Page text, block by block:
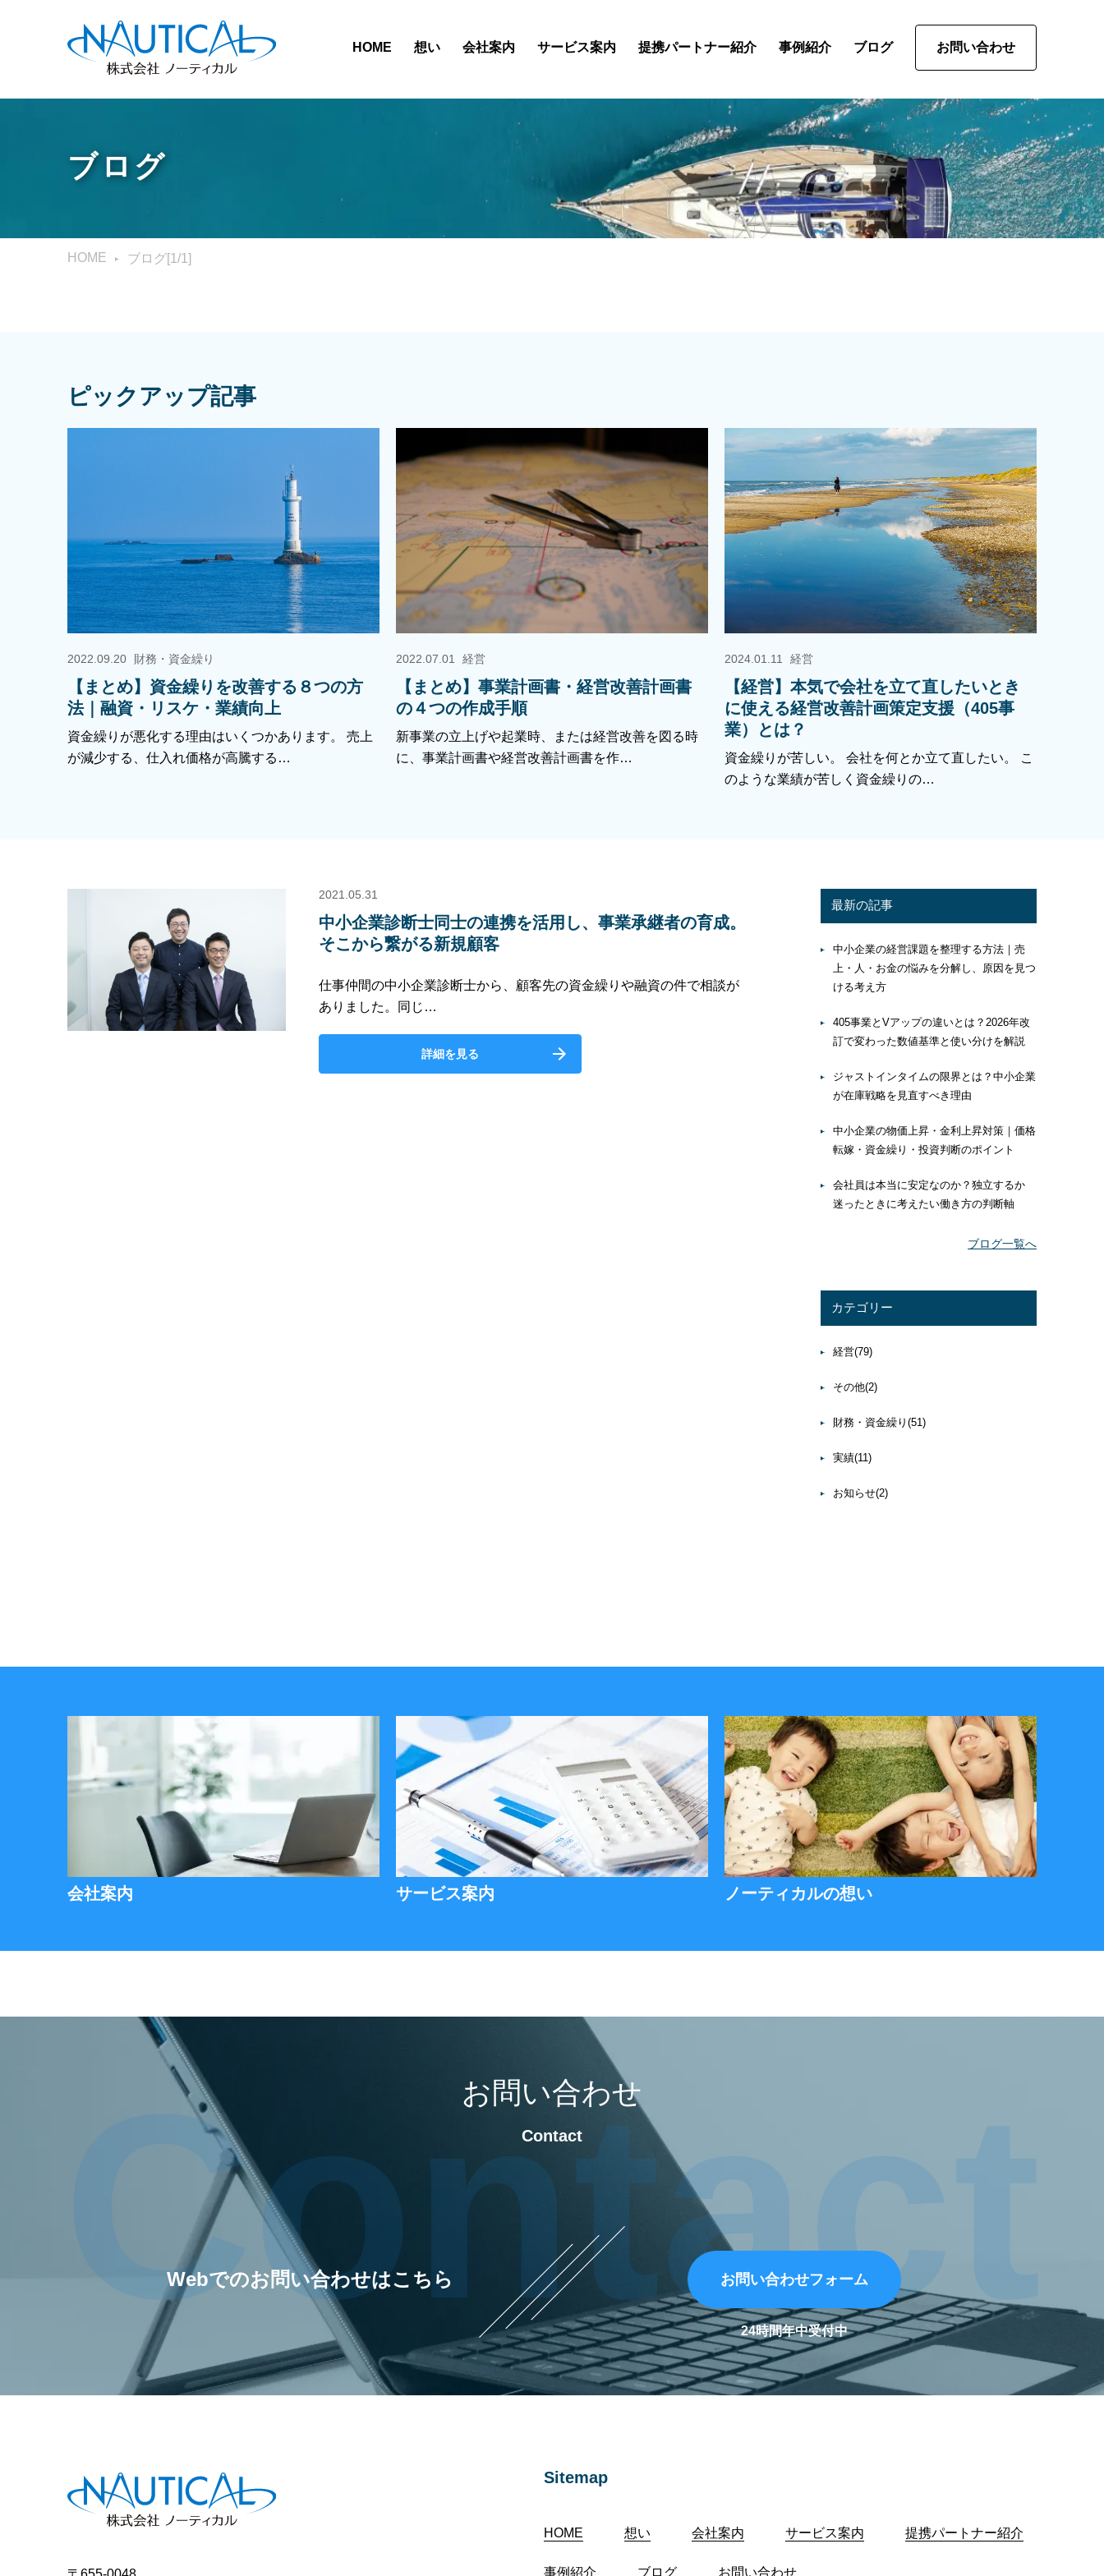
HOME 想い 会社案内 サービス案内 提携パートナー紹介 事例紹介 ブログ お問い合わせ
ブログ
HOME ブログ[1/1]
ピックアップ記事
2022.09.20 財務・資金繰り
【まとめ】資金繰りを改善する８つの方
法｜融資・リスケ・業績向上
資金繰りが悪化する理由はいくつかあります。 売上
が減少する、仕入れ価格が高騰する…
2022.07.01 経営
【まとめ】事業計画書・経営改善計画書
の４つの作成手順
新事業の立上げや起業時、または経営改善を図る時
に、事業計画書や経営改善計画書を作…
2024.01.11 経営
【経営】本気で会社を立て直したいとき
に使える経営改善計画策定支援（405事
業）とは？
資金繰りが苦しい。 会社を何とか立て直したい。 こ
のような業績が苦しく資金繰りの…
2021.05.31
中小企業診断士同士の連携を活用し、事業承継者の育成。
そこから繋がる新規顧客
仕事仲間の中小企業診断士から、顧客先の資金繰りや融資の件で相談が
ありました。同じ…
詳細を見る
最新の記事
中小企業の経営課題を整理する方法｜売
上・人・お金の悩みを分解し、原因を見つ
ける考え方
405事業とVアップの違いとは？2026年改
訂で変わった数値基準と使い分けを解説
ジャストインタイムの限界とは？中小企業
が在庫戦略を見直すべき理由
中小企業の物価上昇・金利上昇対策｜価格
転嫁・資金繰り・投資判断のポイント
会社員は本当に安定なのか？独立するか
迷ったときに考えたい働き方の判断軸
ブログ一覧へ
カテゴリー
経営(79)
その他(2)
財務・資金繰り (51)
実績(11)
お知らせ(2)
会社案内
会社案内を見る
サービス案内
サービス案内をみる
ノーティカルの想い
ノーティカルの想いを見る
お問い合わせ
Contact
Webでのお問い合わせはこちら お問い合わせフォーム
24時間年中受付中
Contact
Sitemap
HOME 想い 会社案内 サービス案内 提携パートナー紹介
事例紹介 ブログ お問い合わせ